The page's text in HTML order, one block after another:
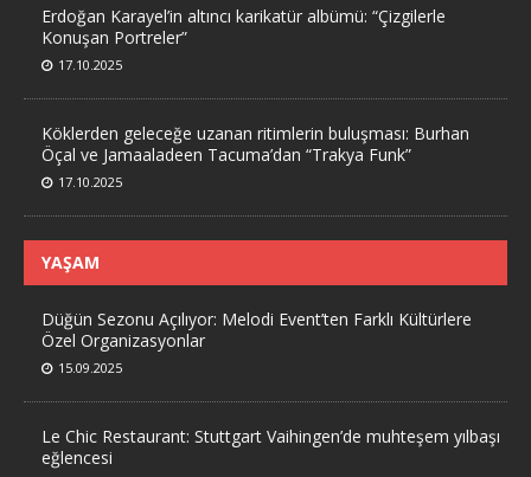
Erdoğan Karayel’in altıncı karikatür albümü: “Çizgilerle
Konuşan Portreler”
17.10.2025
Köklerden geleceğe uzanan ritimlerin buluşması: Burhan
Öçal ve Jamaaladeen Tacuma’dan “Trakya Funk”
17.10.2025
YAŞAM
Düğün Sezonu Açılıyor: Melodi Event’ten Farklı Kültürlere
Özel Organizasyonlar
15.09.2025
Le Chic Restaurant: Stuttgart Vaihingen’de muhteşem yılbaşı
eğlencesi